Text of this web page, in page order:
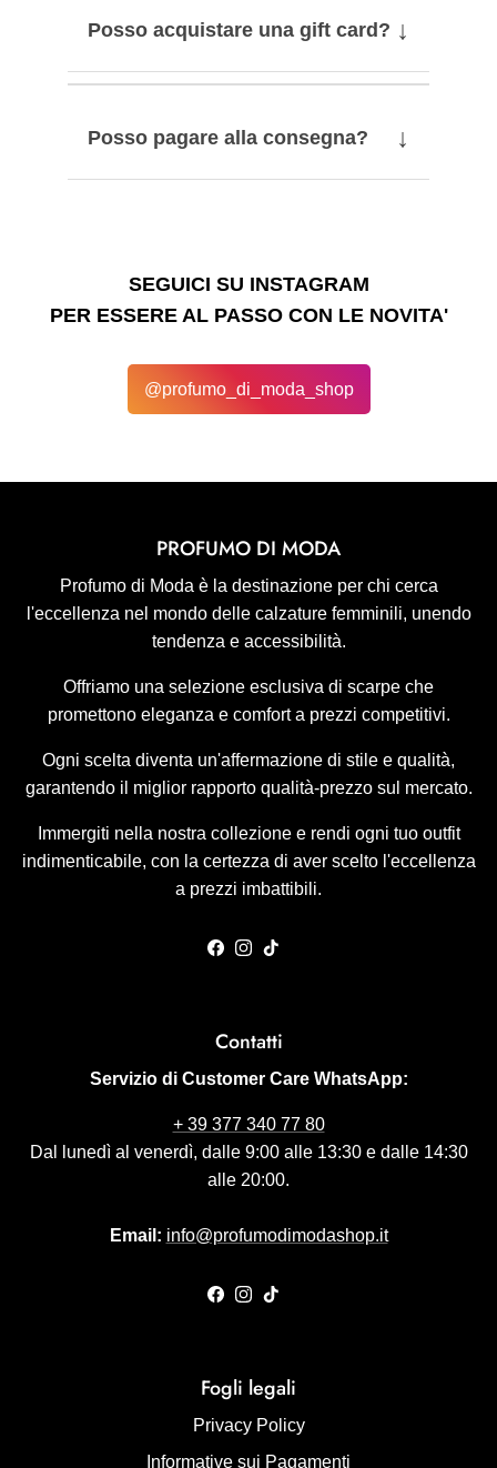
Posso acquistare una gift card? ↓
Posso pagare alla consegna? ↓
SEGUICI SU INSTAGRAM
PER ESSERE AL PASSO CON LE NOVITA'
@profumo_di_moda_shop
PROFUMO DI MODA
Profumo di Moda è la destinazione per chi cerca
l'eccellenza nel mondo delle calzature femminili, unendo
tendenza e accessibilità.
Offriamo una selezione esclusiva di scarpe che
promettono eleganza e comfort a prezzi competitivi.
Ogni scelta diventa un'affermazione di stile e qualità,
garantendo il miglior rapporto qualità-prezzo sul mercato.
Immergiti nella nostra collezione e rendi ogni tuo outfit
indimenticabile, con la certezza di aver scelto l'eccellenza
a prezzi imbattibili.
Facebook
Instagram
TikTok
Contatti
Servizio di Customer Care WhatsApp:
+ 39 377 340 77 80
Dal lunedì al venerdì, dalle 9:00 alle 13:30 e dalle 14:30
alle 20:00.
Email: info@profumodimodashop.it
Facebook
Instagram
TikTok
Fogli legali
Privacy Policy
Informative sui Pagamenti